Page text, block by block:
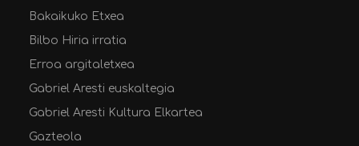
Bakaikuko Etxea
Bilbo Hiria irratia
Erroa argitaletxea
Gabriel Aresti euskaltegia
Gabriel Aresti Kultura Elkartea
Gazteola